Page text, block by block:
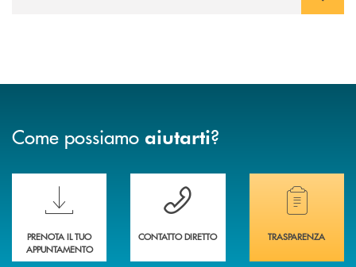
Come possiamo aiutarti?
Scopri le funzionalità della nuova PRENOTA BANCA
PRENOTA IL TUO
APPUNTAMENTO
Hai bisogno di assistenza immediata?
CONTATTO DIRETTO
Hai bisogno di
TRASPARENZA